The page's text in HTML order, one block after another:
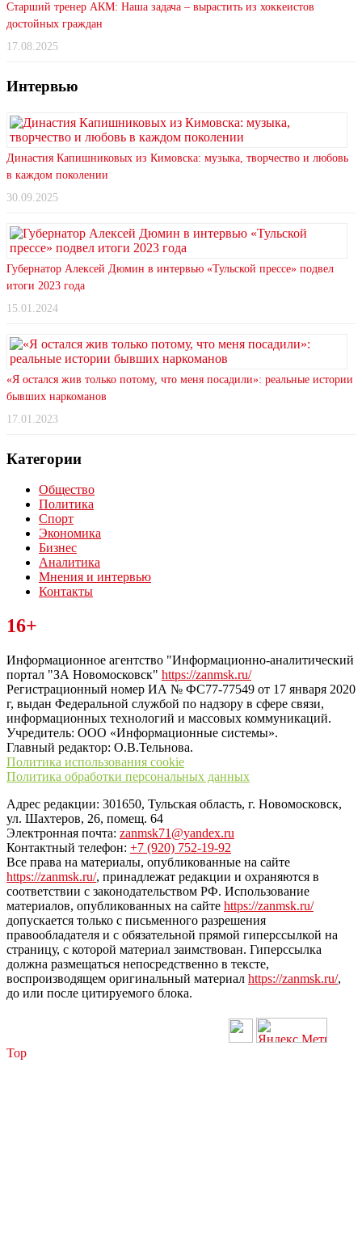
Старший тренер АКМ: Наша задача – вырастить из хоккеистов
достойных граждан
17.08.2025
Интервью
Династия Капишниковых из Кимовска: музыка, творчество и любовь
в каждом поколении
30.09.2025
Губернатор Алексей Дюмин в интервью «Тульской прессе» подвел
итоги 2023 года
15.01.2024
«Я остался жив только потому, что меня посадили»: реальные истории
бывших наркоманов
17.01.2023
Категории
Общество
Политика
Спорт
Экономика
Бизнес
Аналитика
Мнения и интервью
Контакты
Читайте последние новости дня в Тульской области на сайте
“ЗаНовомосковск”
16+
Информационное агентство "Информационно-аналитический
портал "ЗА Новомосковск" https://zanmsk.ru/
Регистрационный номер ИА № ФС77-77549 от 17 января 2020
г, выдан Федеральной службой по надзору в сфере связи,
информационных технологий и массовых коммуникаций.
Учредитель: ООО «Информационные системы».
Главный редактор: О.В.Тельнова.
Политика использования cookie
Политика обработки персональных данных
Адрес редакции: 301650, Тульская область, г. Новомосковск,
ул. Шахтеров, 26, помещ. 64
Электронная почта: zanmsk71@yandex.ru
Контактный телефон: +7 (920) 752-19-92
Все права на материалы, опубликованные на сайте
https://zanmsk.ru/, принадлежат редакции и охраняются в
соответствии с законодательством РФ. Использование
материалов, опубликованных на сайте https://zanmsk.ru/
допускается только с письменного разрешения
правообладателя и с обязательной прямой гиперссылкой на
страницу, с которой материал заимствован. Гиперссылка
должна размещаться непосредственно в тексте,
воспроизводящем оригинальный материал https://zanmsk.ru/,
до или после цитируемого блока.
Top